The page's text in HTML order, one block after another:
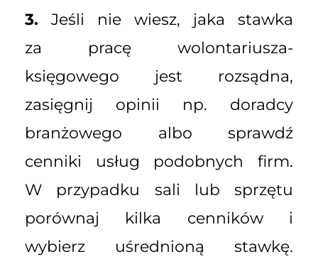
3. Jeśli nie wiesz, jaka stawka
za pracę wolontariusza-
księgowego jest rozsądna,
zasięgnij opinii np. doradcy
branżowego albo sprawdź
cenniki usług podobnych firm.
W przypadku sali lub sprzętu
porównaj kilka cenników i
wybierz uśrednioną stawkę.